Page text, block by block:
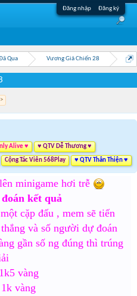
Đăng nhập Đăng ký
Qua Vương Giả Chiến 28
Alive ♥ ♥ QTV Dễ Thương ♥
Cộng Tác Viên 568Play ♥ QTV Thân Thiện ♥
minigame hơi trễ
kết quả
cặp đấu , mem sẽ tiến
và số người dự đoán
gần số ng đúng thì trúng
vàng
vàng